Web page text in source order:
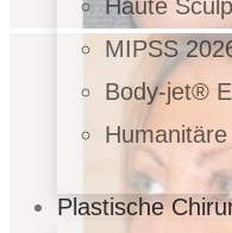
Haute
MIPSS
Body-jet®
Plastische